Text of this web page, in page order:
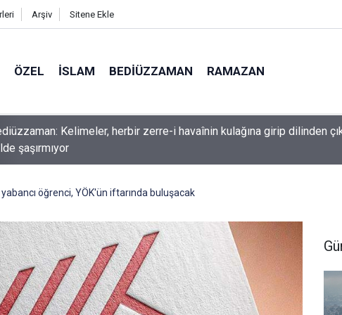
Arşiv Sitene Ekle
ÖZEL İSLAM BEDIÜZZAMAN RAMAZAN
dilinizi çekin, onlardan biri öldüğünde de
öğrenci, YÖK'ün iftarında buluşacak